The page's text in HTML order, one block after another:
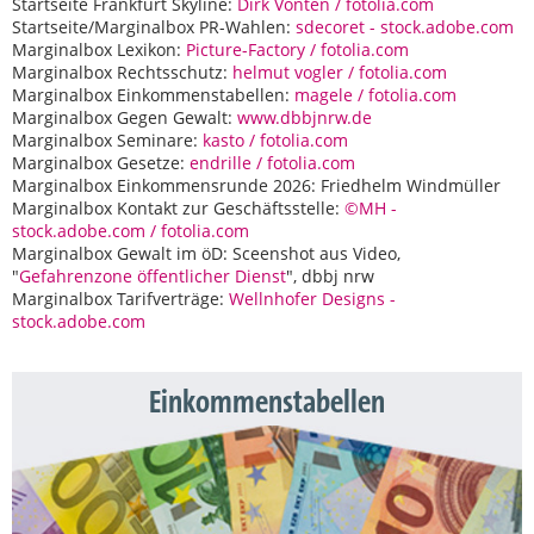
Startseite/Marginalbox PR-Wahlen: sdecoret - stock.adobe.com
Marginalbox Lexikon: Picture-Factory / fotolia.com
Marginalbox Rechtsschutz: helmut vogler / fotolia.com
Marginalbox Einkommenstabellen: magele / fotolia.com
Marginalbox Gegen Gewalt: www.dbbjnrw.de
Marginalbox Seminare: kasto / fotolia.com
Marginalbox Gesetze: endrille / fotolia.com
Marginalbox Einkommensrunde 2026: Friedhelm Windmüller
Marginalbox Kontakt zur Geschäftsstelle: ©MH -
stock.adobe.com / fotolia.com
Marginalbox Gewalt im öD: Sceenshot aus Video,
"Gefahrenzone öffentlicher Dienst", dbbj nrw
Marginalbox Tarifverträge: Wellnhofer Designs -
stock.adobe.com
Einkommenstabellen